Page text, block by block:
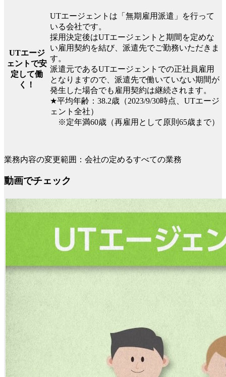
UTエージ
ェントで安
定して働
く！
UTエージェントは「無期雇用派遣」を行って
いる会社です。
採用決定後はUTエージェントと期間を定めな
い雇用契約を結び、派遣先でご勤務いただきま
す。
派遣元であるUTエージェントでの正社員雇用
となりますので、派遣先で働いていない期間が
発生した場合でも雇用契約は継続されます。
★平均年齢：38.2歳（2023/9/30時点、UTエージ
ェント全社）
※定年満60歳（再雇用として原則65歳まで）
業務内容の変更範囲：会社の定めるすべての業務
動画でチェック